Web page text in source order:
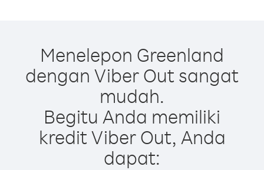
Menelepon Greenland
dengan Viber Out sangat
mudah.
Begitu Anda memiliki
kredit Viber Out, Anda
dapat: